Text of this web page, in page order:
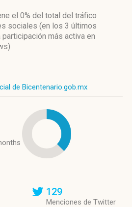
el 0% del total del tráfico
sociales (en los 3 últimos
más activa en
de Bicentenario.gob.mx
129
Menciones de Twitter